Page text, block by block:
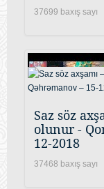
37699 baxış sayı
Saz söz
olunur -
12-2018
37468 baxış sayı